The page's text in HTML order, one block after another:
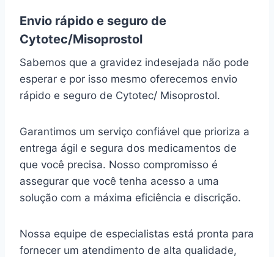
Envio rápido e seguro de
Cytotec/Misoprostol
Sabemos que a gravidez indesejada não pode
esperar e por isso mesmo oferecemos envio
rápido e seguro de Cytotec/ Misoprostol.
Garantimos um serviço confiável que prioriza a
entrega ágil e segura dos medicamentos de
que você precisa. Nosso compromisso é
assegurar que você tenha acesso a uma
solução com a máxima eficiência e discrição.
Nossa equipe de especialistas está pronta para
fornecer um atendimento de alta qualidade,